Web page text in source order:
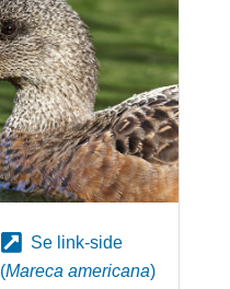
Se link-side
(Mareca americana)